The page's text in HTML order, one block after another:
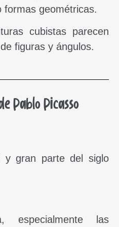
formas geométricas.
cubistas parecen
figuras y ángulos.
Pablo Picasso
y gran parte del siglo
especialmente las